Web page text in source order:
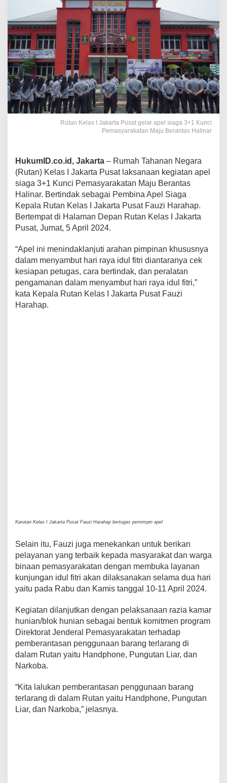
Rutan Kelas I Jakarta Pusat gelar apel siaga 3+1 Kunci
Pemasyarakatan Maju Berantas Halinar
HukumID.co.id, Jakarta – Rumah Tahanan Negara
(Rutan) Kelas I Jakarta Pusat laksanaan kegiatan apel
siaga 3+1 Kunci Pemasyarakatan Maju Berantas
Halinar. Bertindak sebagai Pembina Apel Siaga
Kepala Rutan Kelas I Jakarta Pusat Fauzi Harahap.
Bertempat di Halaman Depan Rutan Kelas I Jakarta
Pusat, Jumat, 5 April 2024.
“Apel ini menindaklanjuti arahan pimpinan khususnya
dalam menyambut hari raya idul fitri diantaranya cek
kesiapan petugas, cara bertindak, dan peralatan
pengamanan dalam menyambut hari raya idul fitri,”
kata Kepala Rutan Kelas I Jakarta Pusat Fauzi
Harahap.
Karutan Kelas I Jakarta Pusat Fauzi Harahap bertugas pemimpin apel
Selain itu, Fauzi juga menekankan untuk berikan
pelayanan yang terbaik kepada masyarakat dan warga
binaan pemasyarakatan dengan membuka layanan
kunjungan idul fitri akan dilaksanakan selama dua hari
yaitu pada Rabu dan Kamis tanggal 10-11 April 2024.
Kegiatan dilanjutkan dengan pelaksanaan razia kamar
hunian/blok hunian sebagai bentuk komitmen program
Direktorat Jenderal Pemasyarakatan terhadap
pemberantasan penggunaan barang terlarang di
dalam Rutan yaitu Handphone, Pungutan Liar, dan
Narkoba.
“Kita lalukan pemberantasan penggunaan barang
terlarang di dalam Rutan yaitu Handphone, Pungutan
Liar, dan Narkoba,” jelasnya.